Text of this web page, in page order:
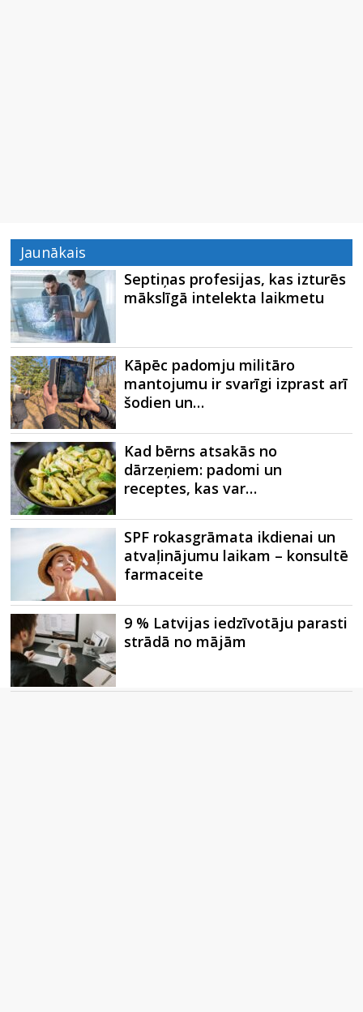
Jaunākais
Septiņas profesijas, kas izturēs
mākslīgā intelekta laikmetu
Kāpēc padomju militāro
mantojumu ir svarīgi izprast arī
šodien un…
Kad bērns atsakās no
dārzeņiem: padomi un
receptes, kas var…
SPF rokasgrāmata ikdienai un
atvaļinājumu laikam – konsultē
farmaceite
9 % Latvijas iedzīvotāju parasti
strādā no mājām